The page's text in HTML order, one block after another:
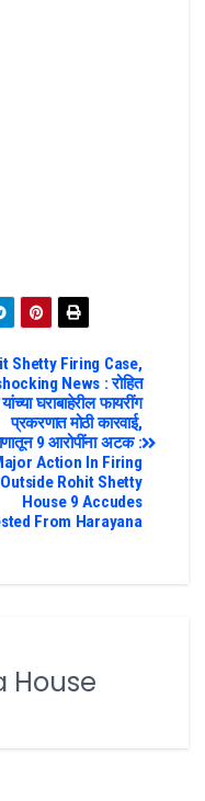
Shetty Firing Case,
News : रोहित
घराबाहेरील फायरींग
प्रकरणात मोठी कारवाई,
9 आरोपींना अटक :
Action In Firing
Rohit Shetty
House 9 Accudes
From Harayana
House